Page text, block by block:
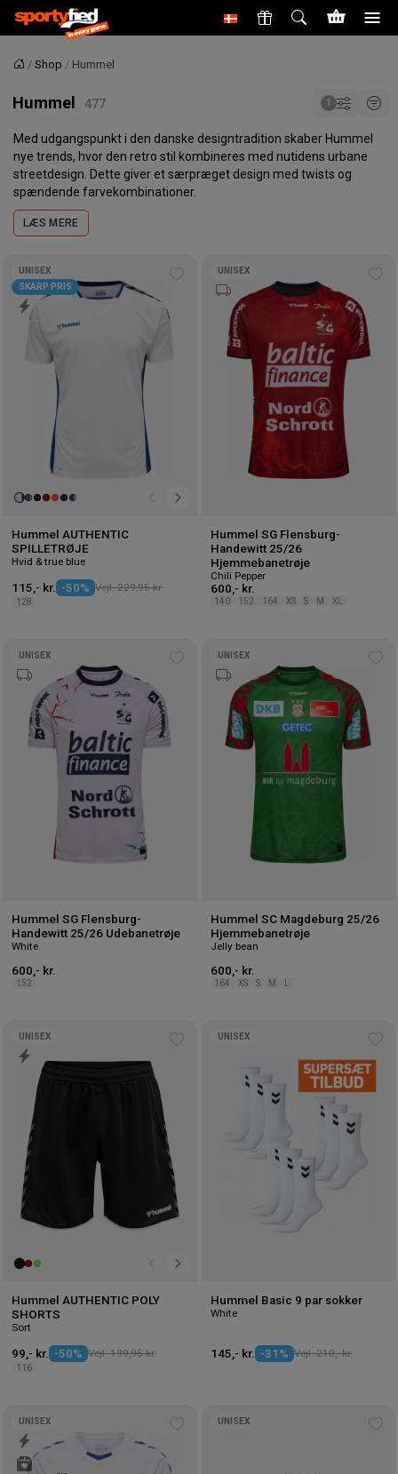
Forside
Shop Hummel
Hummel
Med udgangspunkt i den danske designtradition skaber Hummel
nye trends, hvor den retro stil kombineres med nutidens urbane
streetdesign. Dette giver et særpræget design med twists og
spændende farvekombinationer.
LÆS MERE
ønskeliste
UNISEX
SKARP PRIS
Hummel AUTHENTIC
SPILLETRØJE
Hvid & true blue
115,- kr. -50% Vejl. 229,95 kr.
128
UNISEX
Hummel SG Flensburg-
Handewitt 25/26
Hjemmebanetrøje
Chili Pepper
600,- kr.
140 152 164 XS S M XL
ønskeliste
UNISEX
Hummel SG Flensburg-
Handewitt 25/26 Udebanetrøje
White
600,- kr.
152
UNISEX
Hummel SC Magdeburg 25/26
Hjemmebanetrøje
Jelly bean
600,- kr.
164 XS S M
UNISEX
Hummel AUTHENTIC POLY
SHORTS
Sort
99,- kr. -50% Vejl. 199,95 kr.
116
UNISEX
Hummel Basic 9 par sokker
White
145,- kr. -31% Vejl. 210,- kr.
UNISEX UNISEX